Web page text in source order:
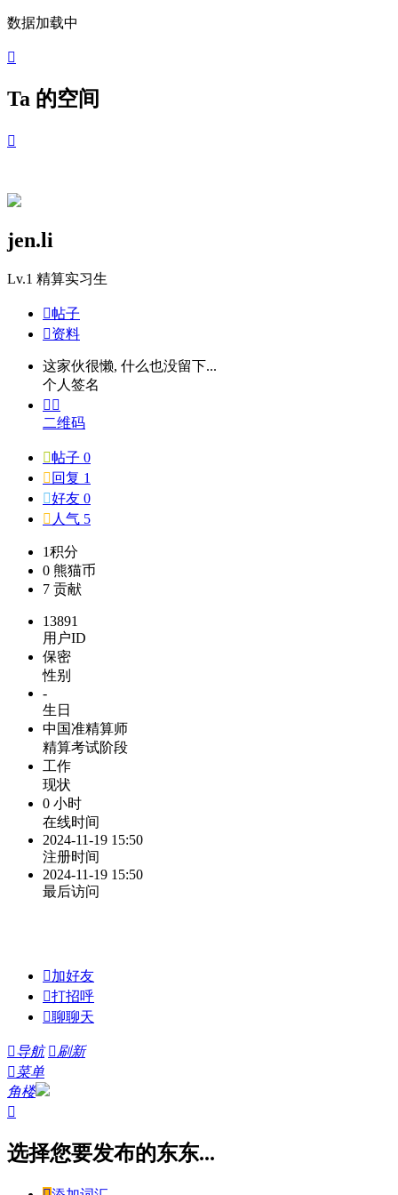
数据加载中

Ta 的空间

jen.li
Lv.1 精算实习生
帖子
资料
这家伙很懒, 什么也没留下...
个人签名
 
二维码
帖子 0
 回复 1
好友 0
 人气 5
1积分
0 熊猫币
7 贡献
13891
用户ID
保密
性别
-
生日
中国准精算师
精算考试阶段
工作
现状
0 小时
在线时间
2024-11-19 15:50
注册时间
2024-11-19 15:50
最后访问
加好友
打招呼
聊聊天
导航 刷新
菜单
角楼

选择您要发布的东东...